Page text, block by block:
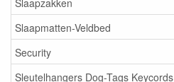
Slaapmatten-Veldbed
Security
Sleutelhangers Dog-Tags Keycords